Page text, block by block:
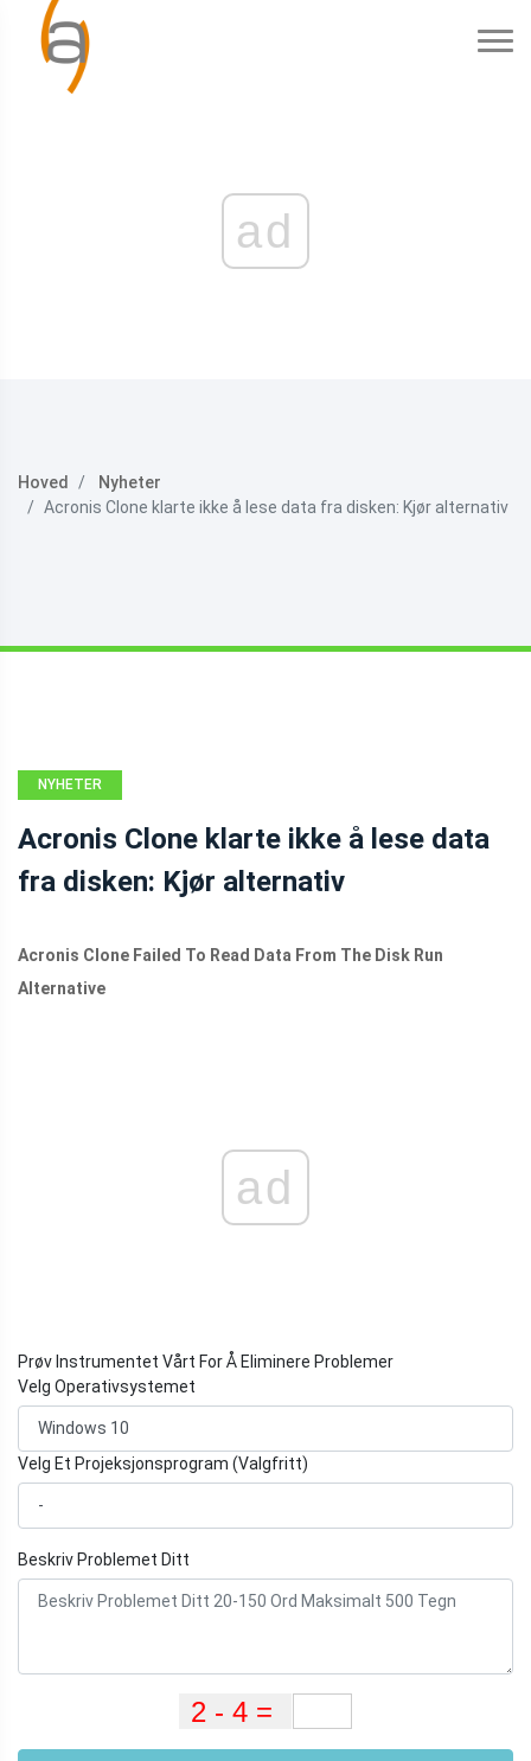
ad
Hoved
Nyheter
Acronis Clone klarte ikke å lese data fra disken: Kjør alternativ
NYHETER
Acronis Clone klarte ikke å lese data
fra disken: Kjør alternativ
Acronis Clone Failed To Read Data From The Disk Run
Alternative
ad
Prøv Instrumentet Vårt For Å Eliminere Problemer
Velg Operativsystemet
Velg Et Projeksjonsprogram (Valgfritt)
Beskriv Problemet Ditt